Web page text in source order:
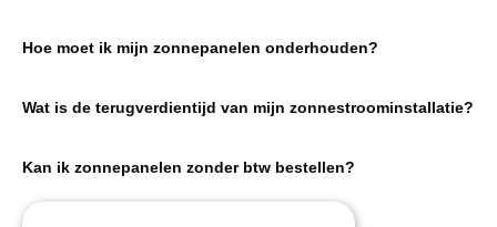
Hoe moet ik mijn zonnepanelen onderhouden?
Wat is de terugverdientijd van mijn zonnestroominstallatie?
Kan ik zonnepanelen zonder btw bestellen?